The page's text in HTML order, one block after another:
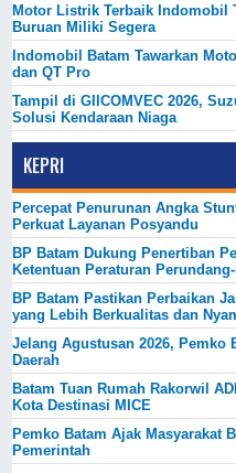
Motor Listrik Terbaik Indomobil
Buruan Miliki Segera
Indomobil Batam Tawarkan
dan QT Pro
Tampil di GIICOMVEC 2026,
Solusi Kendaraan Niaga
KEPRI
Percepat Penurunan Angka
Perkuat Layanan Posyandu
BP Batam Dukung Penertiban
Ketentuan Peraturan
BP Batam Pastikan Perbaikan
yang Lebih Berkualitas dan
Jelang Agustusan 2026, Pemko
Daerah
Batam Tuan Rumah Rakorwil
Kota Destinasi MICE
Pemko Batam Ajak Masyarakat
Pemerintah